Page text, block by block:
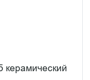
керамический